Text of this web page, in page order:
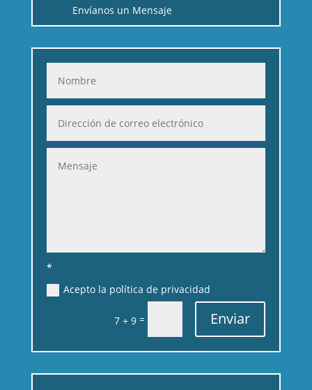
Envíanos un Mensaje
*
Acepto la política de privacidad
7 + 9 = Enviar